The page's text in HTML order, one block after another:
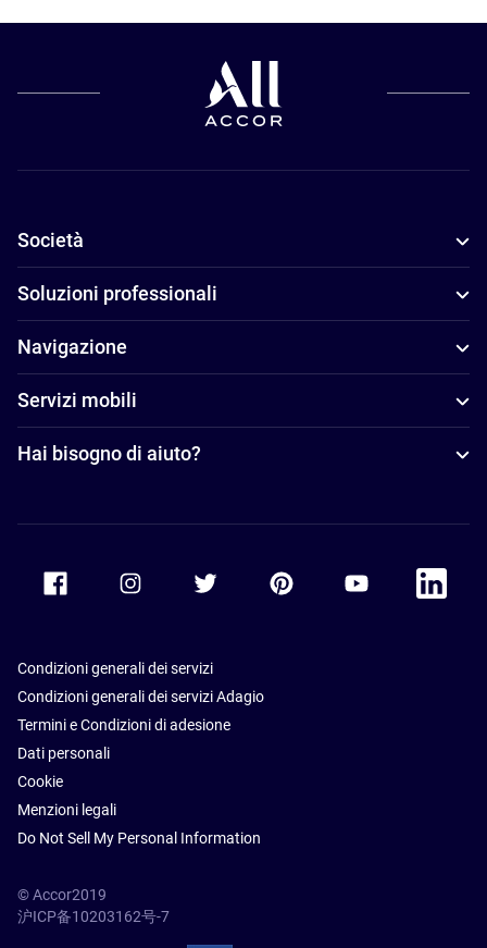
Società
Soluzioni professionali
Navigazione
Servizi mobili
Hai bisogno di aiuto?
Accor Youtube
Accor
Condizioni generali dei servizi
Condizioni generali dei servizi Adagio
Termini e Condizioni di adesione
Dati personali
Cookie
Menzioni legali
Do Not Sell My Personal Information
© Accor2019
沪ICP备10203162号-7